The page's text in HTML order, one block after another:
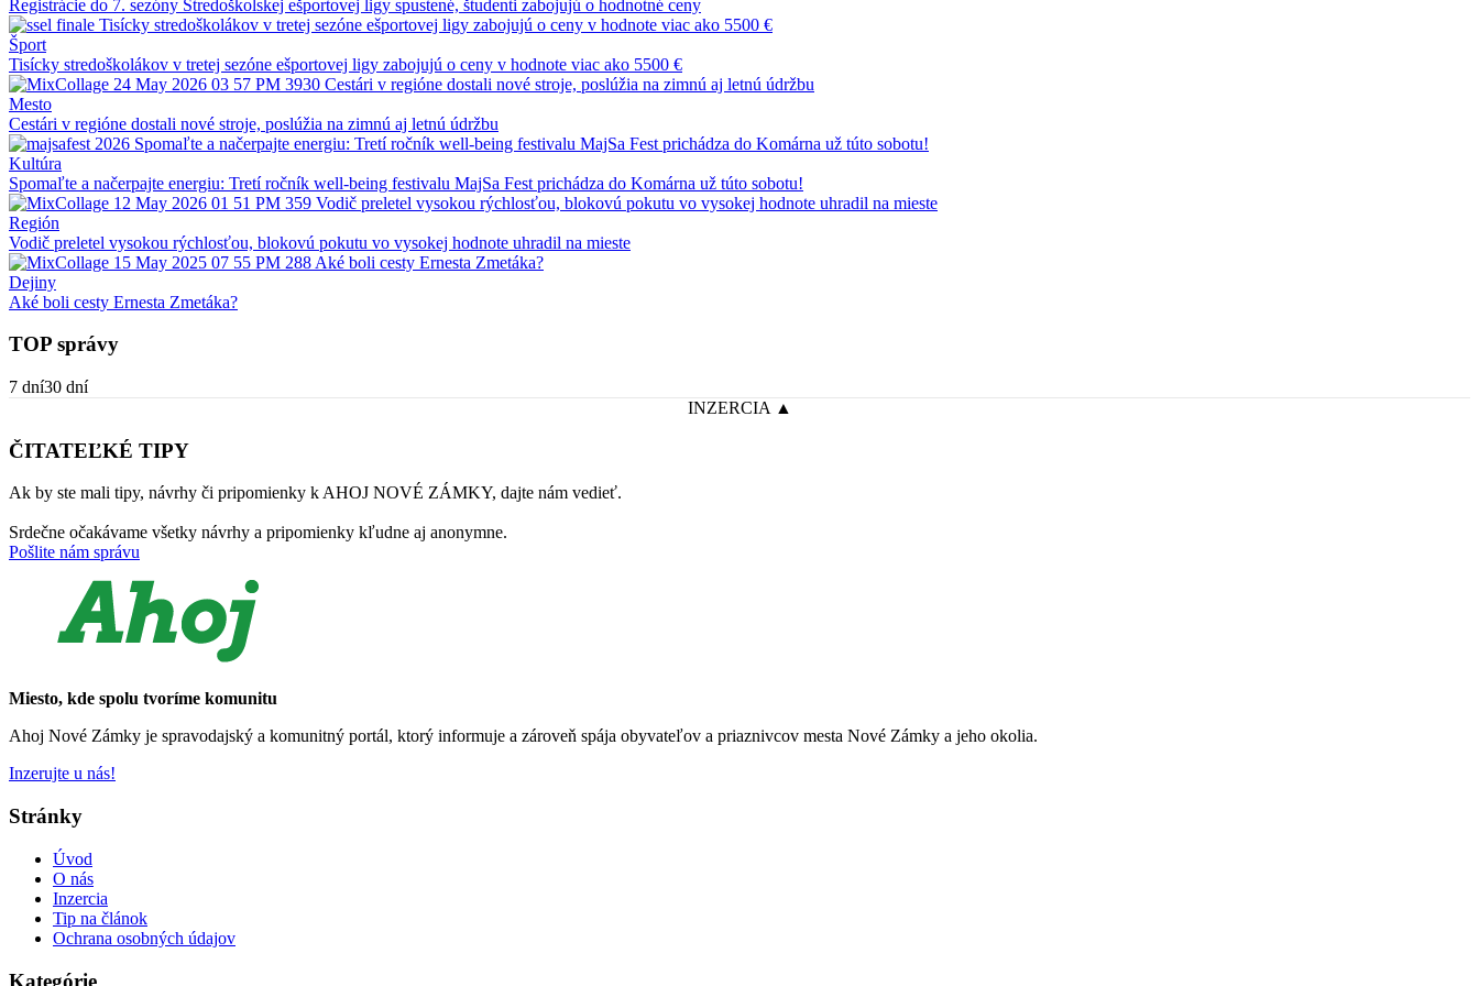
Registrácie do 7. sezóny Stredoškolskej ešportovej ligy spustené, študenti zabojujú o hodnotné ceny
Šport
Tisícky stredoškolákov v tretej sezóne ešportovej ligy zabojujú o ceny v hodnote viac ako 5500 €
Mesto
Cestári v regióne dostali nové stroje, poslúžia na zimnú aj letnú údržbu
Kultúra
Spomaľte a načerpajte energiu: Tretí ročník well-being festivalu MajSa Fest prichádza do Komárna už túto sobotu!
Región
Vodič preletel vysokou rýchlosťou, blokovú pokutu vo vysokej hodnote uhradil na mieste
Dejiny
Aké boli cesty Ernesta Zmetáka?
TOP správy
7 dní30 dní
INZERCIA ▲
ČITATEĽKÉ TIPY
Ak by ste mali tipy, návrhy či pripomienky k AHOJ NOVÉ ZÁMKY, dajte nám vedieť.
Srdečne očakávame všetky návrhy a pripomienky kľudne aj anonymne.
Pošlite nám správu
Miesto, kde spolu tvoríme komunitu
Ahoj Nové Zámky je spravodajský a komunitný portál, ktorý informuje a zároveň spája obyvateľov a priaznivcov mesta Nové Zámky a jeho okolia.
Inzerujte u nás!
Stránky
Úvod
O nás
Inzercia
Tip na článok
Ochrana osobných údajov
Kategórie